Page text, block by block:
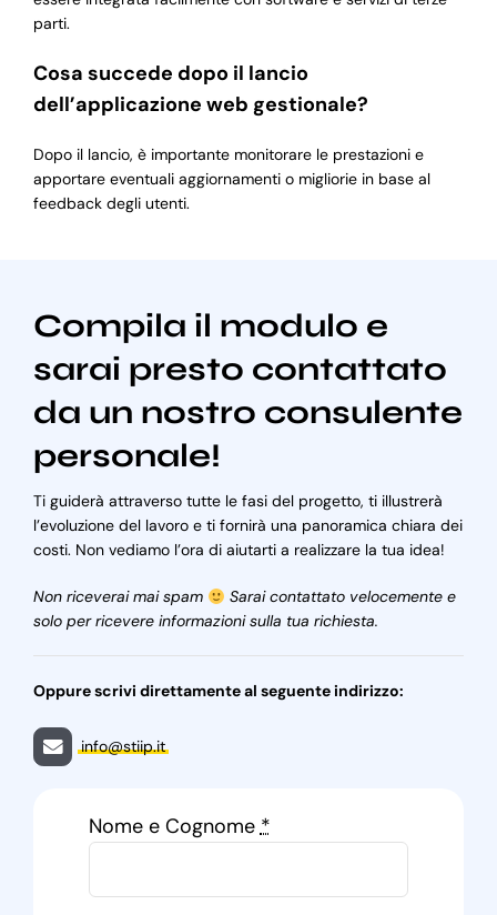
parti.
Cosa succede dopo il lancio
dell’applicazione web gestionale?
Dopo il lancio, è importante monitorare le prestazioni e
apportare eventuali aggiornamenti o migliorie in base al
feedback degli utenti.
Compila il modulo e
sarai presto contattato
da un nostro consulente
personale!
Ti guiderà attraverso tutte le fasi del progetto, ti illustrerà
l’evoluzione del lavoro e ti fornirà una panoramica chiara dei
costi. Non vediamo l’ora di aiutarti a realizzare la tua idea!
Non riceverai mai spam
Sarai contattato velocemente e
solo per ricevere informazioni sulla tua richiesta.
Oppure scrivi direttamente al seguente indirizzo:
info@stiip.it
Nome e Cognome*